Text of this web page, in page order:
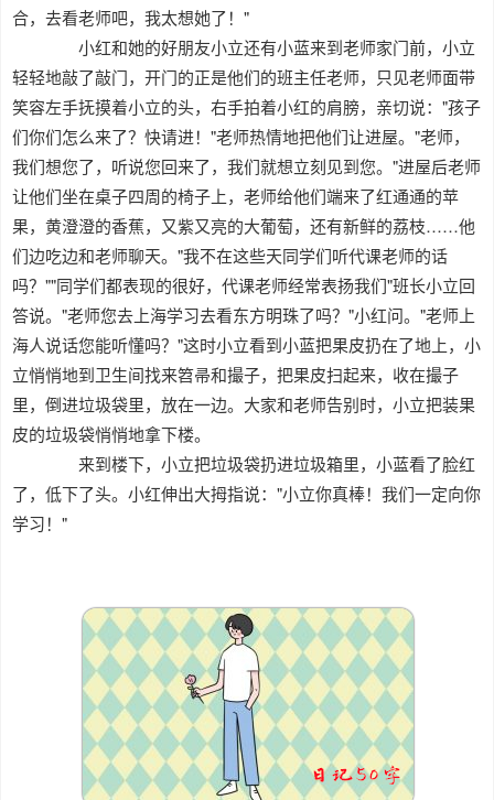
合，去看老师吧，我太想她了！"
小红和她的好朋友小立还有小蓝来到老师家门前，小立
轻轻地敲了敲门，开门的正是他们的班主任老师，只见老师面带
笑容左手抚摸着小立的头，右手拍着小红的肩膀，亲切说："孩子
们你们怎么来了？快请进！"老师热情地把他们让进屋。"老师，
我们想您了，听说您回来了，我们就想立刻见到您。"进屋后老师
让他们坐在桌子四周的椅子上，老师给他们端来了红通通的苹
果，黄澄澄的香蕉，又紫又亮的大葡萄，还有新鲜的荔枝……他
们边吃边和老师聊天。"我不在这些天同学们听代课老师的话
吗？""同学们都表现的很好，代课老师经常表扬我们"班长小立回
答说。"老师您去上海学习去看东方明珠了吗？"小红问。"老师上
海人说话您能听懂吗？"这时小立看到小蓝把果皮扔在了地上，小
立悄悄地到卫生间找来笤帚和撮子，把果皮扫起来，收在撮子
里，倒进垃圾袋里，放在一边。大家和老师告别时，小立把装果
皮的垃圾袋悄悄地拿下楼。
来到楼下，小立把垃圾袋扔进垃圾箱里，小蓝看了脸红
了，低下了头。小红伸出大拇指说："小立你真棒！我们一定向你
学习！"